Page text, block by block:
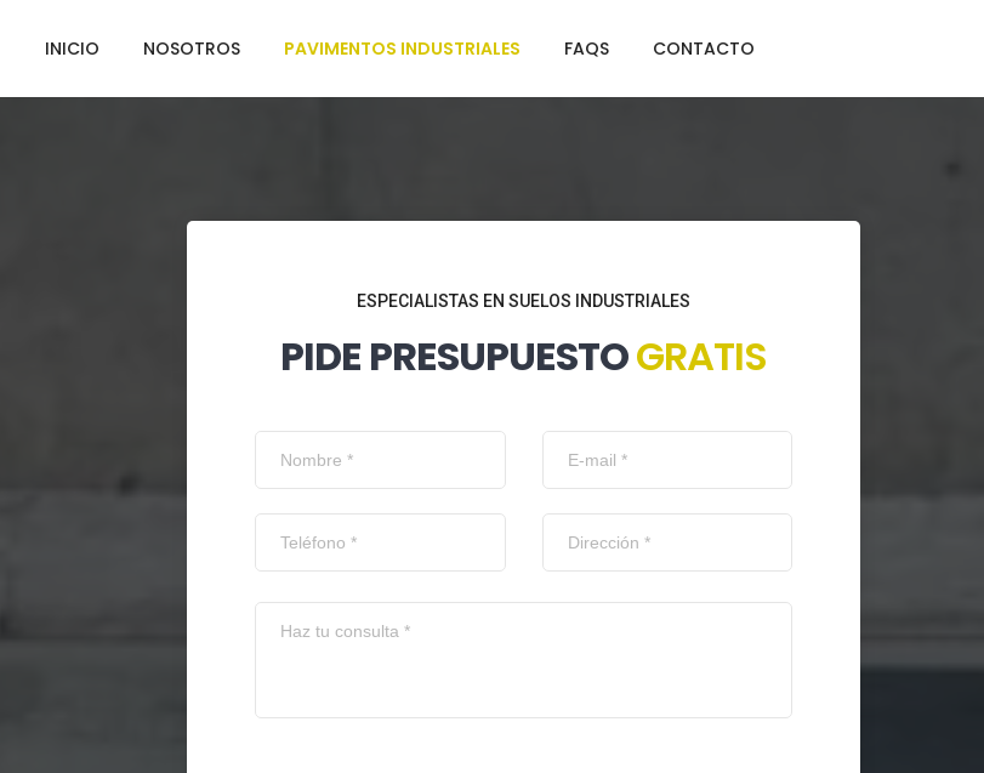
INICIO NOSOTROS PAVIMENTOS INDUSTRIALES FAQS CONTACTO
ESPECIALISTAS EN SUELOS INDUSTRIALES
PIDE PRESUPUESTOGRATIS